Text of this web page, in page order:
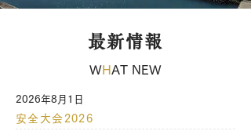
最新情報
WHAT NEW
2026年8月1日
安全大会2026